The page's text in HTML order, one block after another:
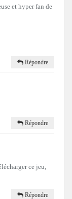
et hyper fan de
Répondre
Répondre
ce jeu,
Répondre